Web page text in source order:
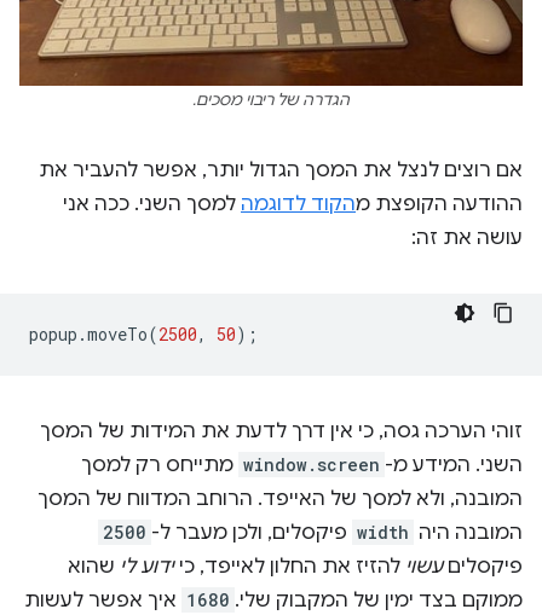
הגדרה של ריבוי מסכים.
אם רוצים לנצל את המסך הגדול יותר, אפשר להעביר את
ההודעה הקופצת מהקוד לדוגמה למסך השני. ככה אני
עושה את זה:
popup .moveTo(2500, 50);
זוהי הערכה גסה, כי אין דרך לדעת את המידות של המסך
השני. המידע מ- window.screen מתייחס רק למסך
המובנה, ולא למסך של האייפד. הרוחב המדווח של המסך
המובנה היה width פיקסלים, ולכן מעבר ל- 2500
פיקסליםעשוי להזיז את החלון לאייפד, כיידוע לי שהוא
ממוקם בצד ימין של המקבוק שלי. 1680 איך אפשר לעשות